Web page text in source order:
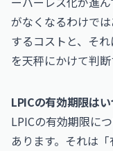
がなくなるわけで
するコストと、そ
を天秤にかけて判
LPICの有効期限は
LPICの有効期限に
あります。それは